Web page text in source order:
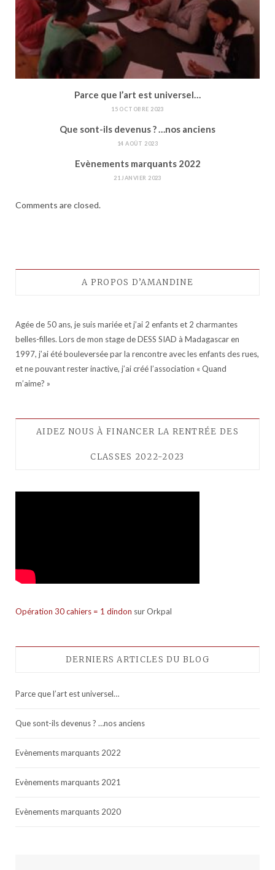
Parce que l’art est universel…
15 OCTOBRE 2023
Que sont-ils devenus ? …nos anciens
14 AOÛT 2023
Evènements marquants 2022
21 JANVIER 2023
Comments are closed.
A PROPOS D’AMANDINE
Agée de 50 ans, je suis mariée et j’ai 2 enfants et 2 charmantes
belles-filles. Lors de mon stage de DESS SIAD à Madagascar en
1997, j’ai été bouleversée par la rencontre avec les enfants des rues,
et ne pouvant rester inactive, j’ai créé l’association « Quand
m’aime? »
AIDEZ NOUS À FINANCER LA RENTRÉE DES
CLASSES 2022-2023
Opération 30 cahiers = 1 dindon sur Orkpal
DERNIERS ARTICLES DU BLOG
Parce que l’art est universel…
Que sont-ils devenus ? …nos anciens
Evènements marquants 2022
Evènements marquants 2021
Evènements marquants 2020